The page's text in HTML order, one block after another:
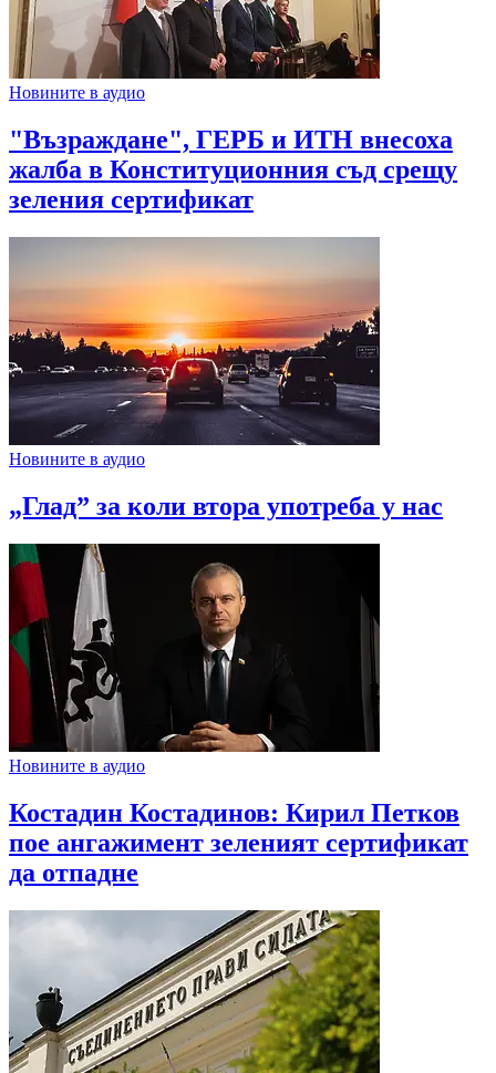
Новините в аудио
"Възраждане", ГЕРБ и ИТН внесоха
жалба в Конституционния съд срещу
зеления сертификат
Новините в аудио
„Глад” за коли втора употреба у нас
Новините в аудио
Костадин Костадинов: Кирил Петков
пое ангажимент зеленият сертификат
да отпадне